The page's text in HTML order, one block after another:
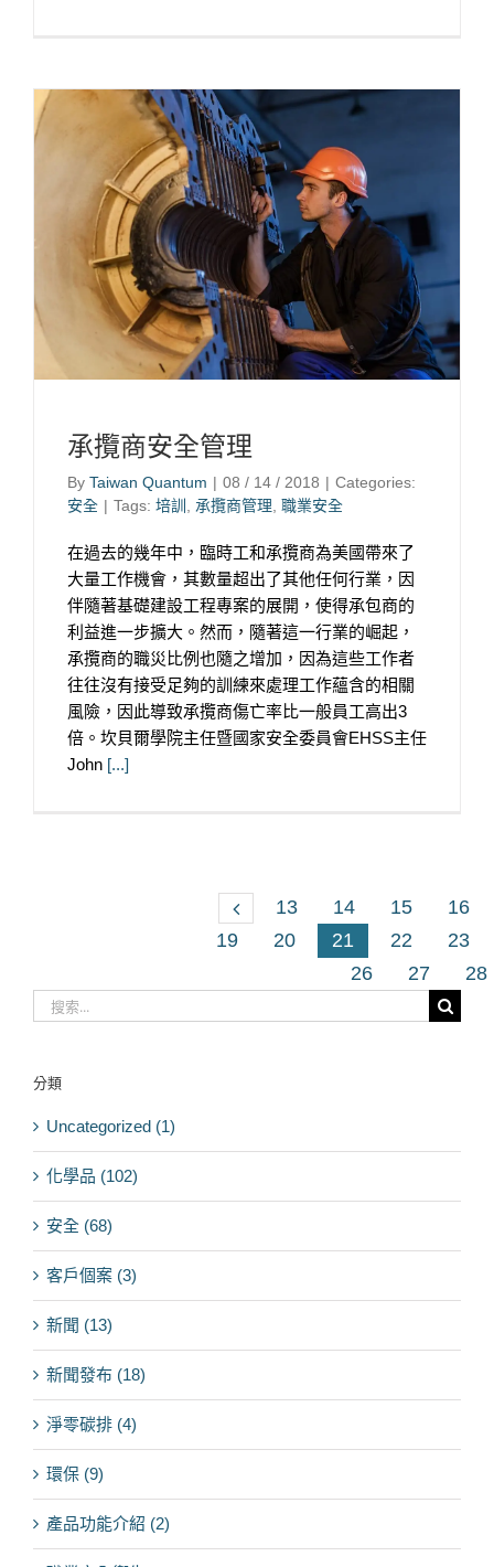
承攬商安全管理
By Taiwan Quantum | 08 / 14 / 2018 | Categories:
安全 | Tags: 培訓 , 承攬商管理, 職業安全
在過去的幾年中，臨時工和承攬商為美國帶來了
大量工作機會，其數量超出了其他任何行業，因
伴隨著基礎建設工程專案的展開，使得承包商的
利益進一步擴大。然而，隨著這一行業的崛起，
承攬商的職災比例也隨之增加，因為這些工作者
往往沒有接受足夠的訓練來處理工作蘊含的相關
風險，因此導致承攬商傷亡率比一般員工高出3
倍。坎貝爾學院主任暨國家安全委員會EHSS主任
John [...]
13 14 15
16
19
20 21 22
23
26
27 28
果：
分類
Uncategorized (1)
化學品 (102)
安全 (68)
客戶個案 (3)
新聞 (13)
新聞發布 (18)
淨零碳排 (4)
環保 (9)
產品功能介紹 (2)